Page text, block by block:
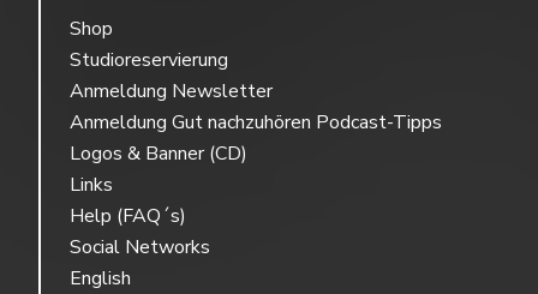
Shop
Studioreservierung
Anmeldung Newsletter
Anmeldung Gut nachzuhören Podcast-Tipps
Logos & Banner (CD)
Links
Help (FAQ´s)
Social Networks
English